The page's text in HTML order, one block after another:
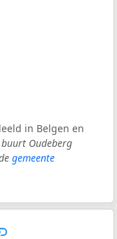
in Belgen en
Oudeberg
gemeente